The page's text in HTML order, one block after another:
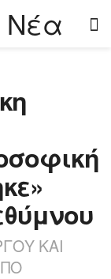
ΚΑΙ